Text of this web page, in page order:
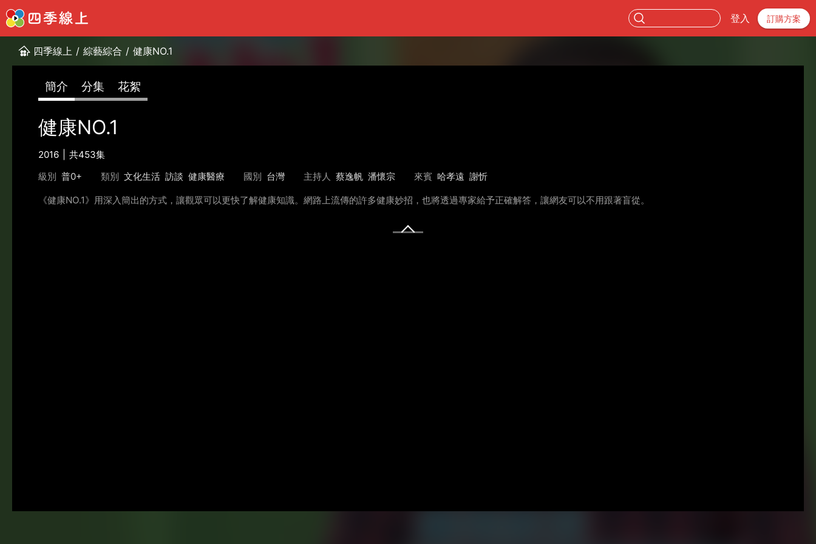
登入 訂購方案
四季線上 / 綜藝綜合 / 健康NO.1
簡介 分集 花絮
健康NO.1
2016
共453集
級別 普0+ 類別 文化生活 訪談 健康醫療 國別 台灣 主持人 蔡逸帆 潘懷宗 來賓 哈孝遠 謝忻
《健康NO.1》用深入簡出的方式，讓觀眾可以更快了解健康知識。網路上流傳的許多健康妙招，也將透過專家給予正確解答，讓網友可以不用跟著盲從。